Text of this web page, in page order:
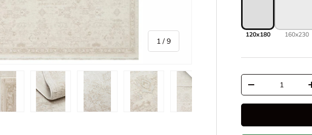
1 //9
8. görseli galeri
9.
120x180 160x230
Adet
Adeti azalt